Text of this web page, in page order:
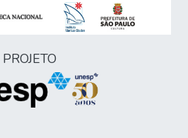
PROJETO